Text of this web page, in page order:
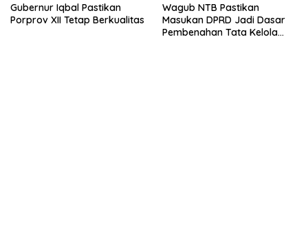
Gubernur Iqbal Pastikan
Porprov XII Tetap Berkualitas
Wagub NTB Pastikan
Masukan DPRD Jadi Dasar
Pembenahan Tata Kelola